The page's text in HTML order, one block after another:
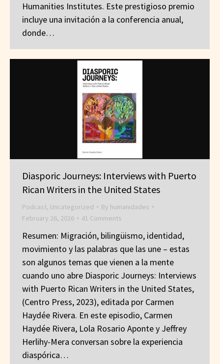
Humanities Institutes. Este prestigioso premio
incluye una invitación a la conferencia anual,
donde…
Diasporic Journeys: Interviews with Puerto
Rican Writers in the United States
Podcast, Uncategorized By humanidades
February 26, 2026
41 Comments
Resumen: Migración, bilingüismo, identidad,
movimiento y las palabras que las une – estas
son algunos temas que vienen a la mente
cuando uno abre Diasporic Journeys: Interviews
with Puerto Rican Writers in the United States,
(Centro Press, 2023), editada por Carmen
Haydée Rivera. En este episodio, Carmen
Haydée Rivera, Lola Rosario Aponte y Jeffrey
Herlihy-Mera conversan sobre la experiencia
diaspórica…